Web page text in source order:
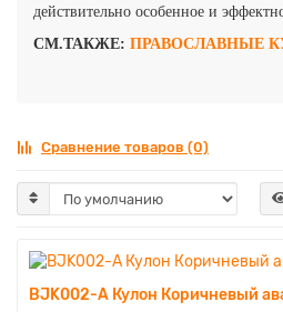
действительно особенное и
СМ.ТАКЖЕ: ПРАВОСЛАВНЫЕ
Сравнение товаров (0)
BJK002-A Кулон Коричневый